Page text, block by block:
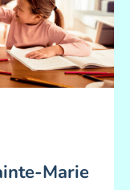
Marie